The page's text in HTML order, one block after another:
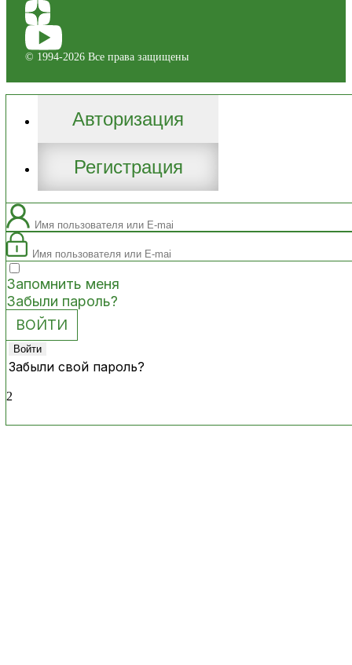
© 1994-2026 Все права защищены
Авторизация
Регистрация
Запомнить меня
Забыли пароль?
Забыли свой пароль?
2